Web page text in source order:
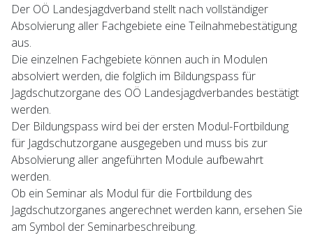
Der OÖ Landesjagdverband stellt nach vollständiger
Absolvierung aller Fachgebiete eine Teilnahmebestätigung
aus.
Die einzelnen Fachgebiete können auch in Modulen
absolviert werden, die folglich im Bildungspass für
Jagdschutzorgane des OÖ Landesjagdverbandes bestätigt
werden.
Der Bildungspass wird bei der ersten Modul-Fortbildung
für Jagdschutzorgane ausgegeben und muss bis zur
Absolvierung aller angeführten Module aufbewahrt
werden.
Ob ein Seminar als Modul für die Fortbildung des
Jagdschutzorganes angerechnet werden kann, ersehen Sie
am Symbol der Seminarbeschreibung.